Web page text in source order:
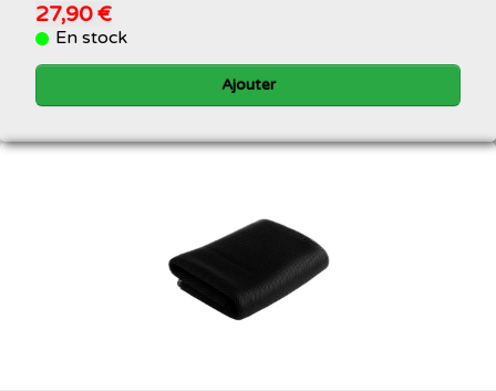
27,90 €
En stock
Ajouter